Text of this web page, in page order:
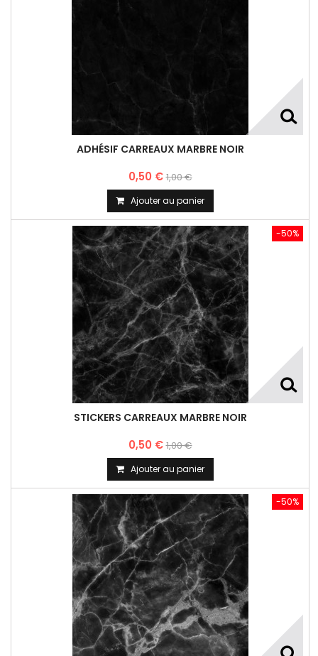
ADHÉSIF CARREAUX MARBRE NOIR
0,50 €1,00 €
Ajouter au panier
STICKERS CARREAUX MARBRE NOIR
0,50 €1,00 €
-50%
Ajouter au panier
-50%